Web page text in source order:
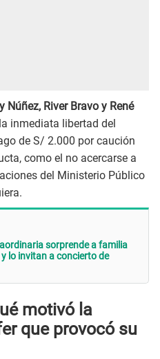
Núñez, River Bravo y René
inmediata libertad del
de S/ 2.000 por caución
como el no acercarse a
del Ministerio Público
sorprende a familia
lo invitan a concierto de
motivó la
que provocó su